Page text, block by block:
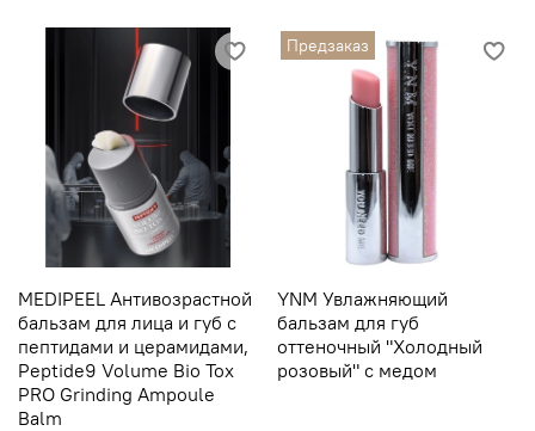
MEDIPEEL Антивозрастной
бальзам для лица и губ с
пептидами и церамидами,
Peptide9 Volume Bio Tox
PRO Grinding Ampoule
Balm
Предзаказ
YNM Увлажняющий
бальзам для губ
оттеночный "Холодный
розовый" с медом